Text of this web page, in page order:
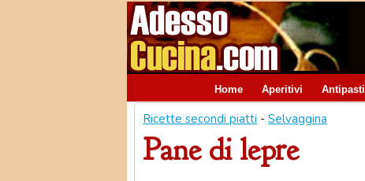
Home Aperitivi Antipasti
Ricette secondi piatti - Selvaggina
Pane di lepre